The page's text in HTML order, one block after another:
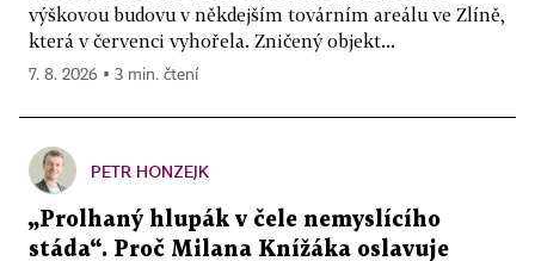
výškovou budovu v někdejším továrním areálu ve Zlíně,
která v červenci vyhořela. Zničený objekt...
7. 8. 2026 ▪ 3 min. čtení
PETR HONZEJK
„Prolhaný hlupák v čele nemyslícího
stáda“. Proč Milana Knížáka oslavuje